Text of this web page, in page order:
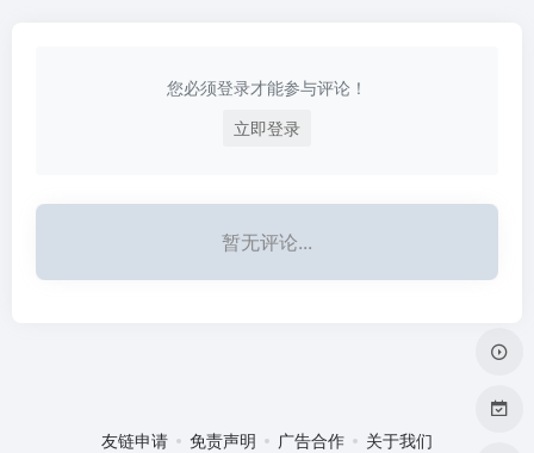
您必须登录才能参与评论！
立即登录
暂无评论...
友链申请 免责声明 广告合作 关于我们